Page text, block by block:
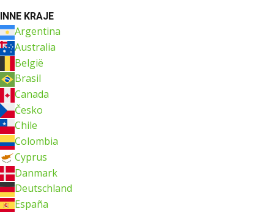
INNE KRAJE
Argentina
Australia
België
Brasil
Canada
Česko
Chile
Colombia
Cyprus
Danmark
Deutschland
España